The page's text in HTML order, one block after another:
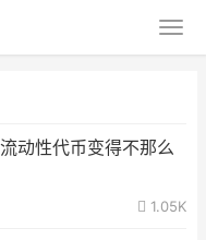
动性代币变得不那么
1.05K